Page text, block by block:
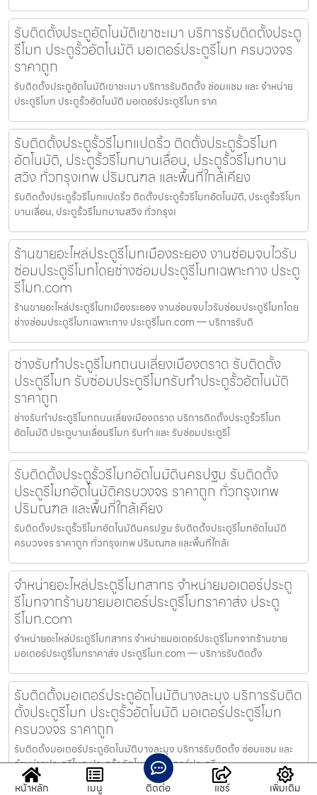
รับติดตั้งประตูอัตโนมัติเขาชะเมา บริการรับติดตั้งประตู
รีโมท ประตูรั้วอัตโนมัติ มอเตอร์ประตูรีโมท ครบวงจร
ราคาถูก
รับติดตั้งประตูอัตโนมัติเขาชะเมา บริการรับติดตั้ง ซ่อมแซม และ จำหน่าย
ประตูรีโมท ประตูรั้วอัตโนมัติ มอเตอร์ประตูรีโมท ราค
รับติดตั้งประตูรั้วรีโมทแปดริ้ว ติดตั้งประตูรั้วรีโมท
อัตโนมัติ, ประตูรั้วรีโมทบานเลื่อน, ประตูรั้วรีโมทบาน
สวิง ทั่วกรุงเทพ ปริมณฑล และพื้นที่ใกล้เคียง
รับติดตั้งประตูรั้วรีโมทแปดริ้ว ติดตั้งประตูรั้วรีโมทอัตโนมัติ, ประตูรั้วรีโมท
บานเลื่อน, ประตูรั้วรีโมทบานสวิง ทั่วกรุงเ
ร้านขายอะไหล่ประตูรีโมทเมืองระยอง งานซ่อมจบไวรับ
ซ่อมประตูรีโมทโดยช่างซ่อมประตูรีโมทเฉพาะทาง ประตู
รีโมท.com
ร้านขายอะไหล่ประตูรีโมทเมืองระยอง งานซ่อมจบไวรับซ่อมประตูรีโมทโดย
ช่างซ่อมประตูรีโมทเฉพาะทาง ประตูรีโมท.com — บริการรับติ
ช่างรับทำประตูรีโมทถนนเลี่ยงเมืองตราด รับติดตั้ง
ประตูรีโมท รับซ่อมประตูรีโมทรับทำประตูรั้วอัตโนมัติ
ราคาถูก
ช่างรับทำประตูรีโมทถนนเลี่ยงเมืองตราด บริการติดตั้งประตูรั้วรีโมท
อัตโนมัติ ประตูบานเลื่อนรีโมท รับทำ และ รับซ่อมประตูรีโ
รับติดตั้งประตูรั้วรีโมทอัตโนมัตินครปฐม รับติดตั้ง
ประตูรีโมทอัตโนมัติครบวงจร ราคาถูก ทั่วกรุงเทพ
ปริมณฑล และพื้นที่ใกล้เคียง
รับติดตั้งประตูรั้วรีโมทอัตโนมัตินครปฐม รับติดตั้งประตูรีโมทอัตโนมัติ
ครบวงจร ราคาถูก ทั่วกรุงเทพ ปริมณฑล และพื้นที่ใกล้เ
จำหน่ายอะไหล่ประตูรีโมทสาทร จำหน่ายมอเตอร์ประตู
รีโมทจากร้านขายมอเตอร์ประตูรีโมทราคาส่ง ประตู
รีโมท.com
จำหน่ายอะไหล่ประตูรีโมทสาทร จำหน่ายมอเตอร์ประตูรีโมทจากร้านขาย
มอเตอร์ประตูรีโมทราคาส่ง ประตูรีโมท.com — บริการรับติดตั้ง
รับติดตั้งมอเตอร์ประตูอัตโนมัติบางละมุง บริการรับติด
ตั้งประตูรีโมท ประตูรั้วอัตโนมัติ มอเตอร์ประตูรีโมท
ครบวงจร ราคาถูก
รับติดตั้งมอเตอร์ประตูอัตโนมัติบางละมุง บริการรับติดตั้ง ซ่อมแซม และ
จำหน่ายประตูรีโมท ประตูรั้วอัตโนมัติ มอเตอร์ประตูรี
หน้าหลัก เมนู ติดต่อ แชร์ เพิ่มเติม